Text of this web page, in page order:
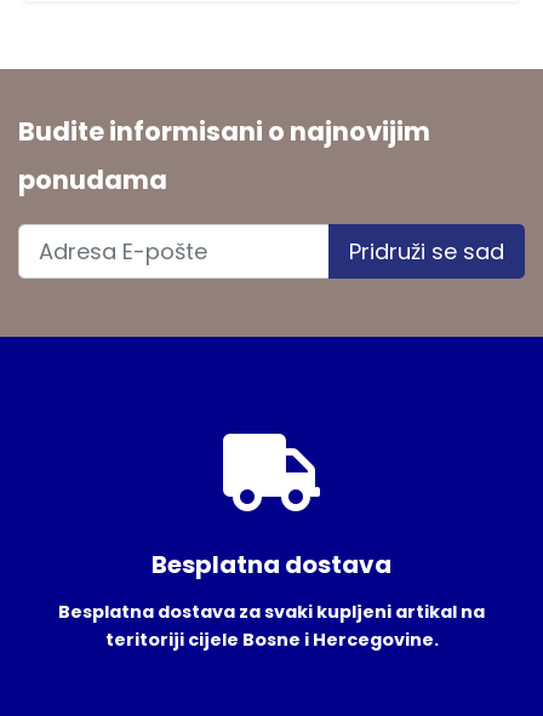
Budite informisani o najnovijim
ponudama
Pridruži se sad
Besplatna dostava
Besplatna dostava za svaki kupljeni artikal na
teritoriji cijele Bosne i Hercegovine.